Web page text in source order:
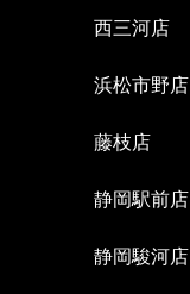
西三河店
浜松市野店
藤枝店
静岡駅前店
静岡駿河店